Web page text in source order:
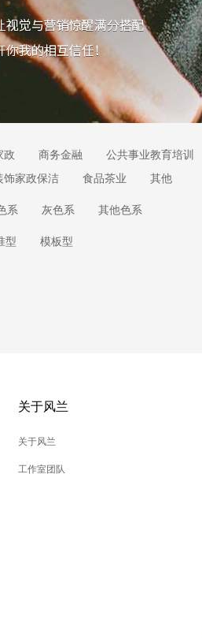
政 商务金融 公共事业教育培训
饰家政保洁 食品茶业 其他
系 灰色系 其他色系
型 模板型
关于风兰
关于风兰
工作室团队